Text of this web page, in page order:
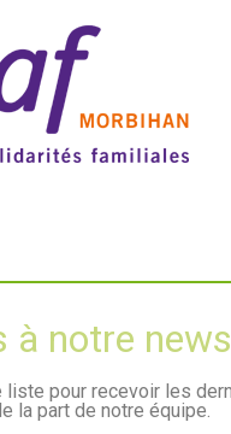
à notre
liste pour recevoir les
la part de notre équipe.